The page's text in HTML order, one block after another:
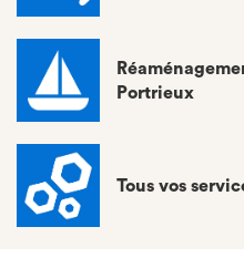
Portrieux
Tous vos